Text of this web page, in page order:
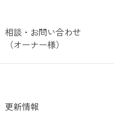
相談・お問い合わせ
（オーナー様）
更新情報